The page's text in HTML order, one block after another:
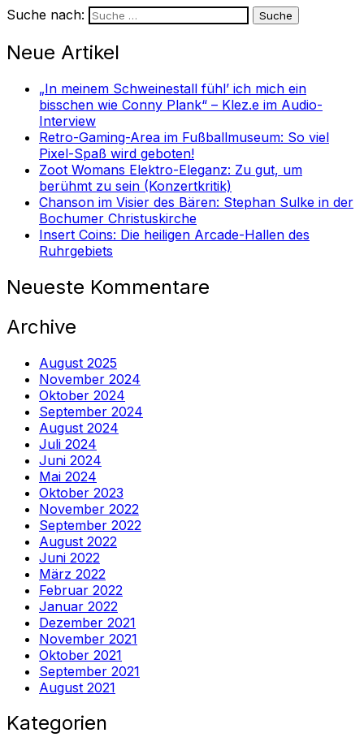
Suche nach:
Neue Artikel
„In meinem Schweinestall fühl’ ich mich ein
bisschen wie Conny Plank“ – Klez.e im Audio-
Interview
Retro-Gaming-Area im Fußballmuseum: So viel
Pixel-Spaß wird geboten!
Zoot Womans Elektro-Eleganz: Zu gut, um
berühmt zu sein (Konzertkritik)
Chanson im Visier des Bären: Stephan Sulke in der
Bochumer Christuskirche
Insert Coins: Die heiligen Arcade-Hallen des
Ruhrgebiets
Neueste Kommentare
Archive
August 2025
November 2024
Oktober 2024
September 2024
August 2024
Juli 2024
Juni 2024
Mai 2024
Oktober 2023
November 2022
September 2022
August 2022
Juni 2022
März 2022
Februar 2022
Januar 2022
Dezember 2021
November 2021
Oktober 2021
September 2021
August 2021
Kategorien